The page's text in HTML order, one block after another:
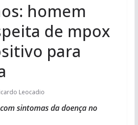
homem
de mpox
para
Leocadio
sintomas da doença no